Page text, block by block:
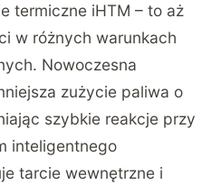
termiczne iHTM – to aż
w różnych warunkach
Nowoczesna
zużycie paliwa o
szybkie reakcje przy
inteligentnego
tarcie wewnętrzne i